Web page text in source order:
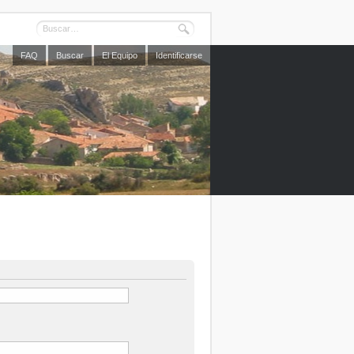
FAQ Buscar El Equipo Identificarse